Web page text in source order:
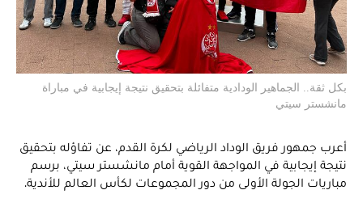
بكل ثقة.. الجماهير الودادية متفائلة بتحقيق نتيجة إيجابية في مباراة
مانشستر سيتي
أعرب جمهور فريق الوداد الرياضي لكرة القدم، عن تفاؤله بتحقيق
نتيجة إيجابية في المواجهة القوية أمام مانشستر سيتي، برسم
مباريات الجولة الأولى من دور المجموعات لكأس العالم للأندية.